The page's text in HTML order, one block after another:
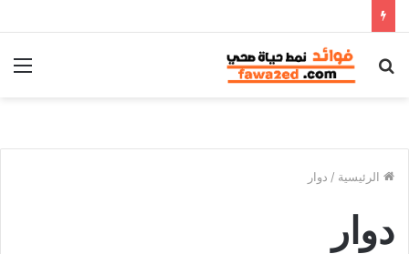
بحث
الرئيسية / دوار
دوار